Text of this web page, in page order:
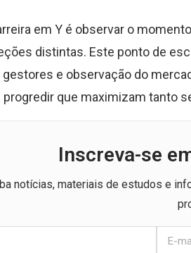
em Y é observar o
distintas. Este ponto de
e observação do
progredir que maximizam tanto
Inscreva-se
notícias, materiais de estudos e